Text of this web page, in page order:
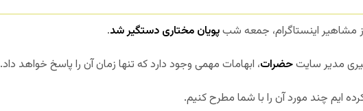
مشاهیر اینستاگرام، جمعه شبپویان مختاری دستگیر شد.
مدیر سایتحضرات، ابهامات مهمی وجود دارد که تنها زمان آن را پاسخ خواهد داد.
ایم چند مورد آن را با شما مطرح کنیم.